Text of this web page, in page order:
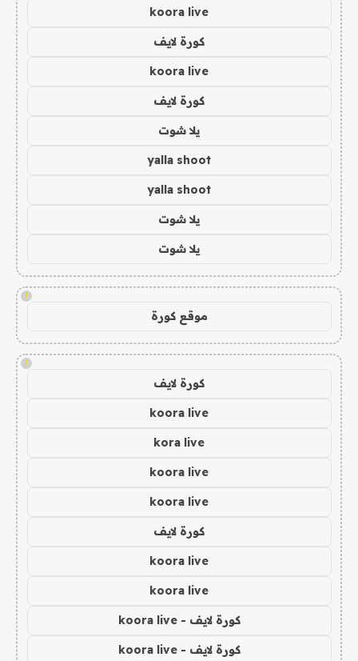
koora live
كورة لايف
koora live
كورة لايف
يلا شوت
yalla shoot
yalla shoot
يلا شوت
يلا شوت
!
موقع كورة
!
كورة لايف
koora live
kora live
koora live
koora live
كورة لايف
koora live
koora live
كورة لايف - koora live
كورة لايف - koora live